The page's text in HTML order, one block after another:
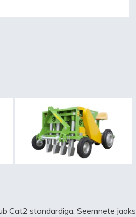
Cat2 standardiga. Seemnete